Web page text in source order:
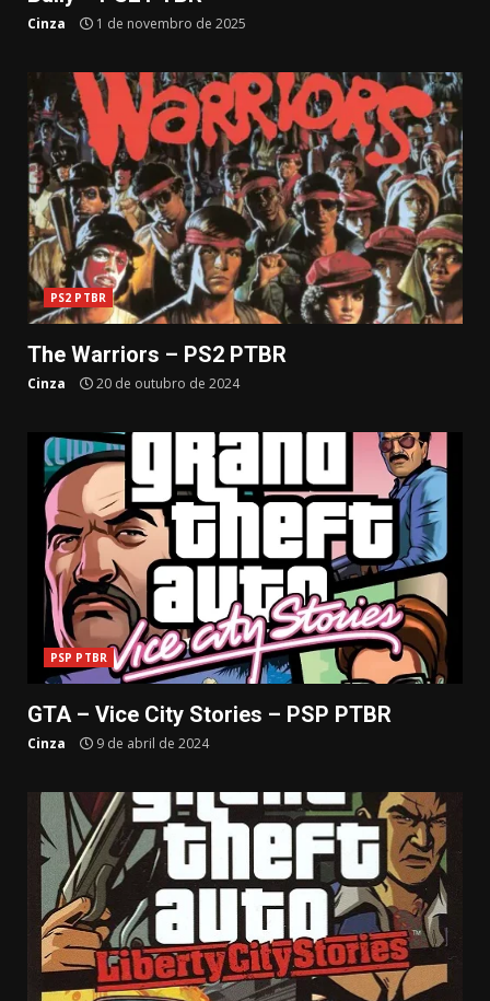
Cinza 1 de novembro de 2025
PS2 PTBR
The Warriors – PS2 PTBR
Cinza 20 de outubro de 2024
PSP PTBR
GTA – Vice City Stories – PSP PTBR
Cinza 9 de abril de 2024